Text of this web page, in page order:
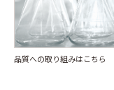
品質への取り組みはこちら